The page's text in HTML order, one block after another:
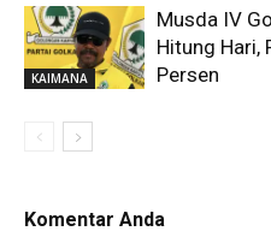
KAIMANA
Musda IV
Hitung Hari,
Persen
Komentar Anda